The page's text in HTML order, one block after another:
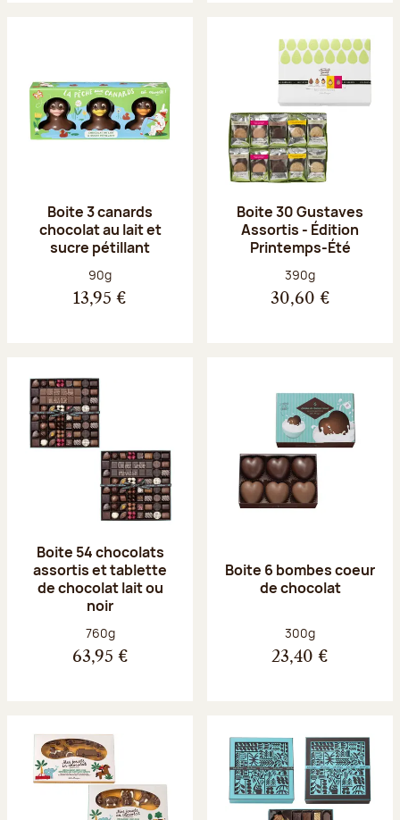
Boite 3 canards
chocolat au lait et
sucre pétillant
Poids net :
90g
13,95 €
Boite 30 Gustaves
Assortis - Édition
Printemps-Été
Poids net :
390g
30,60 €
Boite 54 chocolats
assortis et tablette
de chocolat lait ou
noir
Poids net :
760g
63,95 €
Boite 6 bombes coeur
de chocolat
Poids net :
300g
23,40 €